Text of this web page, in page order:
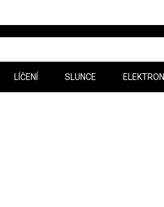
LÍČENÍ SLUNCE